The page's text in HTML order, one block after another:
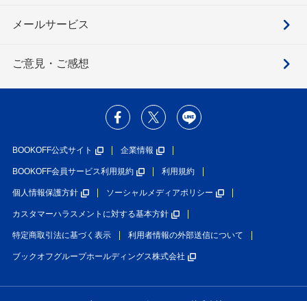
メールサービス
ご意見・ご感想
BOOKOFF公式サイト 企業情報
BOOKOFF会員サービス利用規約 利用規約
個人情報保護方針 ソーシャルメディアポリシー
カスタマーハラスメントに対する基本方針
特定商取引法に基づく表示 利用者情報の外部送信について
ブックオフグループホールディングス株式会社